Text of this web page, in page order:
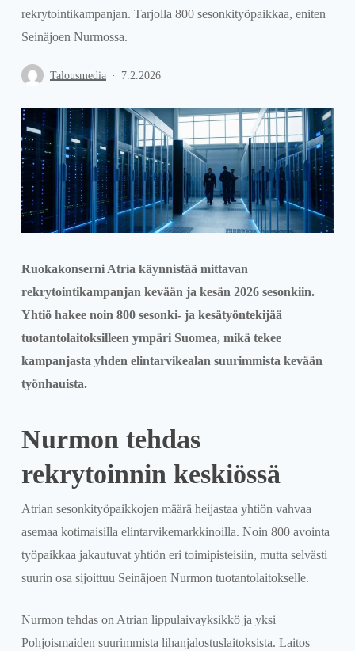
rekrytointikampanjan. Tarjolla 800 sesonkityöpaikkaa, eniten
Seinäjoen Nurmossa.
Talousmedia 7.2.2026
Ruokakonserni Atria käynnistää mittavan
rekrytointikampanjan kevään ja kesän 2026 sesonkiin.
Yhtiö hakee noin 800 sesonki- ja kesätyöntekijää
tuotantolaitoksilleen ympäri Suomea, mikä tekee
kampanjasta yhden elintarvikealan suurimmista kevään
työnhauista.
Nurmon tehdas
rekrytoinnin keskiössä
Atrian sesonkityöpaikkojen määrä heijastaa yhtiön vahvaa
asemaa kotimaisilla elintarvikemarkkinoilla. Noin 800 avointa
työpaikkaa jakautuvat yhtiön eri toimipisteisiin, mutta selvästi
suurin osa sijoittuu Seinäjoen Nurmon tuotantolaitokselle.
Nurmon tehdas on Atrian lippulaivayksikkö ja yksi
Pohjoismaiden suurimmista lihanjalostuslaitoksista. Laitos